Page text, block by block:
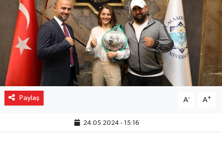
Paylaş A- A+
24.05.2024 - 15:16
Spor
Turizm